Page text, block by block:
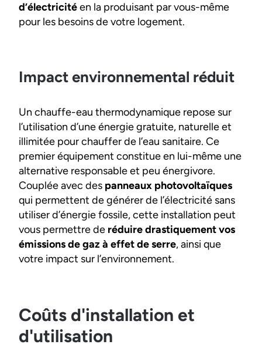
d’électricitéen la produisant par vous-même
pour les besoins de votre logement.
Impact environnemental réduit
Un chauffe-eau thermodynamique repose sur
l’utilisation d’une énergie gratuite, naturelle et
illimitée pour chauffer de l’eau sanitaire. Ce
premier équipement constitue en lui-même une
alternative responsable et peu énergivore.
Couplée avec des panneaux photovoltaïques
qui permettent de générer de l’électricité sans
utiliser d’énergie fossile, cette installation peut
vous permettre de réduire drastiquement vos
émissions de gaz à effet de serre, ainsi que
votre impact sur l’environnement.
Coûts d'installation et
d'utilisation